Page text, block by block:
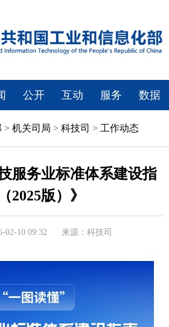
公开 互动 服务 数据
> 机关司局 > 科技司 > 工作动态
服务业标准体系建设指
2025版）》
02-10 09:32 来源：科技司